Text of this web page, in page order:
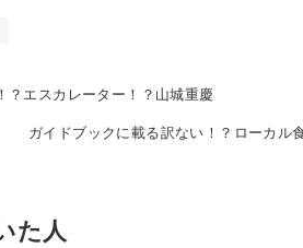
？エスカレーター！？山城重慶
ガイドブックに載る訳ない！？ローカル
た人